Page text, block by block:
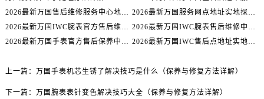
2026最新万国售后维修服务中心地址考察报告
2026最新万国服务网点地址实地探访报告
2026最新万国IWC腕表官方售后维修网点地址考察报告
2026最新万国IWC腕表售后维修中心地址考察报告
2026最新万国手表官方售后保养中心网点地址考察报告
2026最新万国IWC售后点地址实地探访报告
上一篇： 万国手表机芯生锈了解决技巧是什么（保养与修复方法详解）
下一篇： 万国腕表表针变色解决技巧大全（保养与修复方法详解）